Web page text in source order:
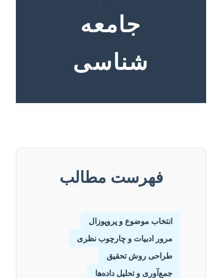
جامعه
شناسی
فهرست مطالب
انتخاب موضوع و پروپوزال
مرور ادبیات و چارچوب نظری
طراحی روش تحقیق
جمع‌آوری و تحلیل داده‌ها